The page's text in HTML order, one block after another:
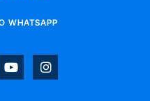
WHATSAPP